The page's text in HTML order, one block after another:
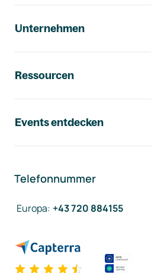
Unternehmen
Ressourcen
Events entdecken
Telefonnummer
Europa: +43 720 884155